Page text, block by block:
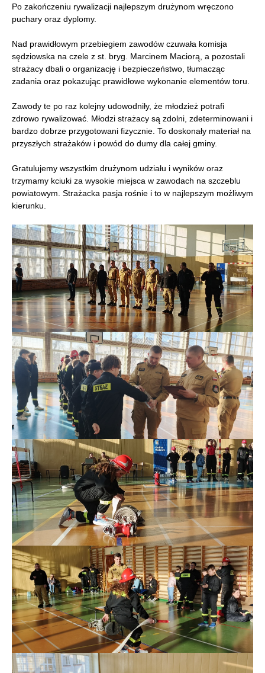
Po zakończeniu rywalizacji najlepszym drużynom wręczono
puchary oraz dyplomy.
Nad prawidłowym przebiegiem zawodów czuwała komisja
sędziowska na czele z st. bryg. Marcinem Maciorą, a pozostali
strażacy dbali o organizację i bezpieczeństwo, tłumacząc
zadania oraz pokazując prawidłowe wykonanie elementów toru.
Zawody te po raz kolejny udowodniły, że młodzież potrafi
zdrowo rywalizować. Młodzi strażacy są zdolni, zdeterminowani i
bardzo dobrze przygotowani fizycznie. To doskonały materiał na
przyszłych strażaków i powód do dumy dla całej gminy.
Gratulujemy wszystkim drużynom udziału i wyników oraz
trzymamy kciuki za wysokie miejsca w zawodach na szczeblu
powiatowym. Strażacka pasja rośnie i to w najlepszym możliwym
kierunku.